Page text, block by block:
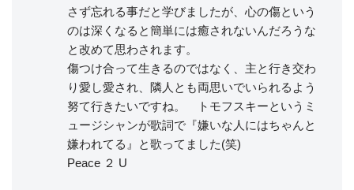
さず忘れる事だと学びましたが、心の傷という
のは深くなると簡単には癒されないんだろうな
と改めて思わされます。
傷つけ合って生きるのではなく、主と行き交わ
り愛し愛され、隣人とも両思いでいられるよう
努て行きたいですね。 トモフスキーというミ
ュージシャンが歌詞で『嫌いな人にはちゃんと
嫌われてる』と歌ってました(笑)
Peace ２ U